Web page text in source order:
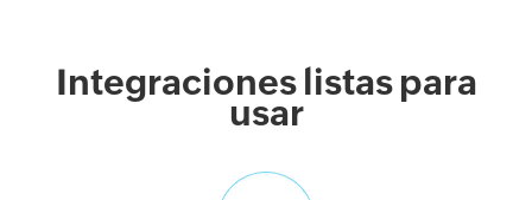
Integraciones listas para
usar